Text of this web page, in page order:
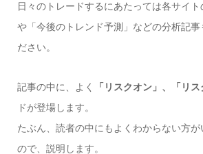
日々のトレードするにあたっては各サイト
や「今後のトレンド予測」などの分析記事
ださい。
記事の中に、よく 「リスクオン」、「リス
ドが登場します。
たぶん、読者の中にもよくわからない方
ので、説明します。